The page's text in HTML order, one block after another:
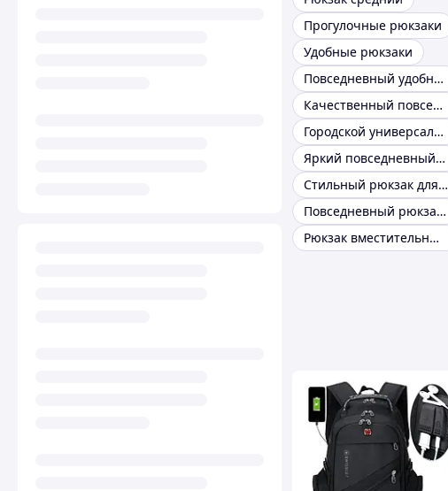
Прогулочные рюкзаки
Удобные рюкзаки
Повседневный удобный рюкзак
Качественный повседневный рюкзак
Городской универсальный рюкзак
Яркий повседневный рюкзак
Стильный рюкзак для разных ситуаций
Повседневный рюкзак унисекс
Рюкзак вместительный на каждый день